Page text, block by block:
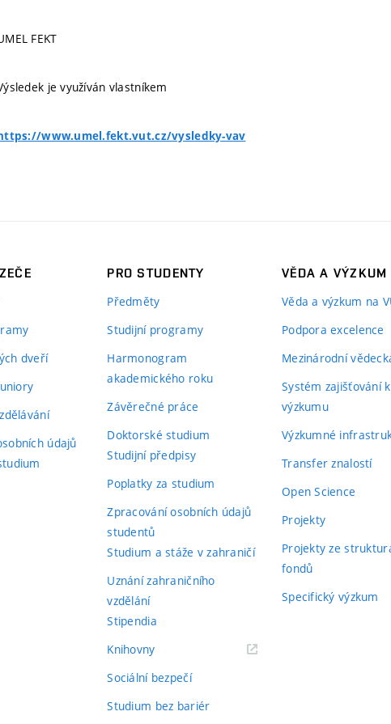
FEKT
je využíván vlastníkem
www.umel.fekt.vut.cz/vysledky-vav
dveří
údajů
PRO STUDENTY
Předměty
Studijní programy
Harmonogram
akademického roku
Závěrečné práce
Doktorské studium
Studijní předpisy
Poplatky za studium
Zpracování osobních údajů
studentů
Studium a stáže v zahraničí
Uznání zahraničního
vzdělání
Stipendia
Knihovny(externí
Sociální bezpečí
Studium bez bariér
VĚDA A VÝZKUM
Věda a výzkum na
Podpora excelence
Mezinárodní
Systém zajišťování
výzkumu
Výzkumné
Transfer znalostí
Open Science
Projekty
Projekty ze
fondů
Specifický výzkum